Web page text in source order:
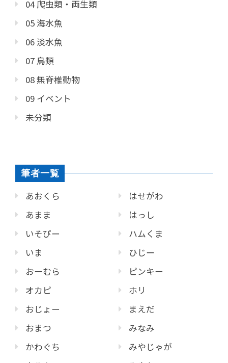
04 爬虫類・両生類
05 海水魚
06 淡水魚
07 鳥類
08 無脊椎動物
09 イベント
未分類
筆者一覧
あおくら
あまま
いそぴー
いま
おーむら
オカピ
おじょー
おまつ
かわぐち
はせがわ
はっし
ハムくま
ひじー
ピンキー
ホリ
まえだ
みなみ
みやじゃが